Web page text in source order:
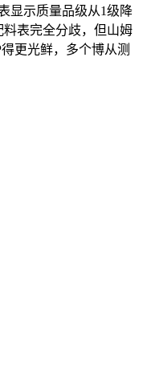
显示质量品级从1级降
表完全分歧，但山姆
更光鲜，多个博从测